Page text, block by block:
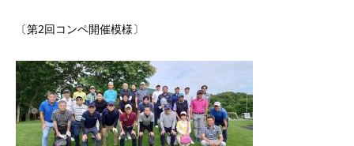
〔第2回コンペ開催模様〕